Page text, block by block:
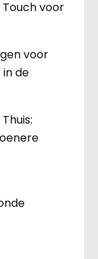
Touch voor
voor
in de